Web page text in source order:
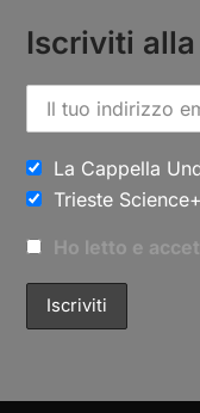
Iscriviti
La Cappella
Trieste
Ho letto e